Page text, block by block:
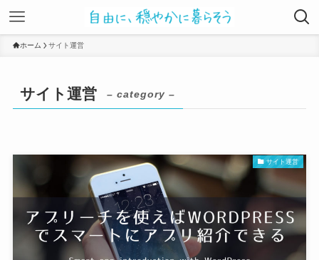
ホーム サイト運営
サイト運営 – category –
サイト運営